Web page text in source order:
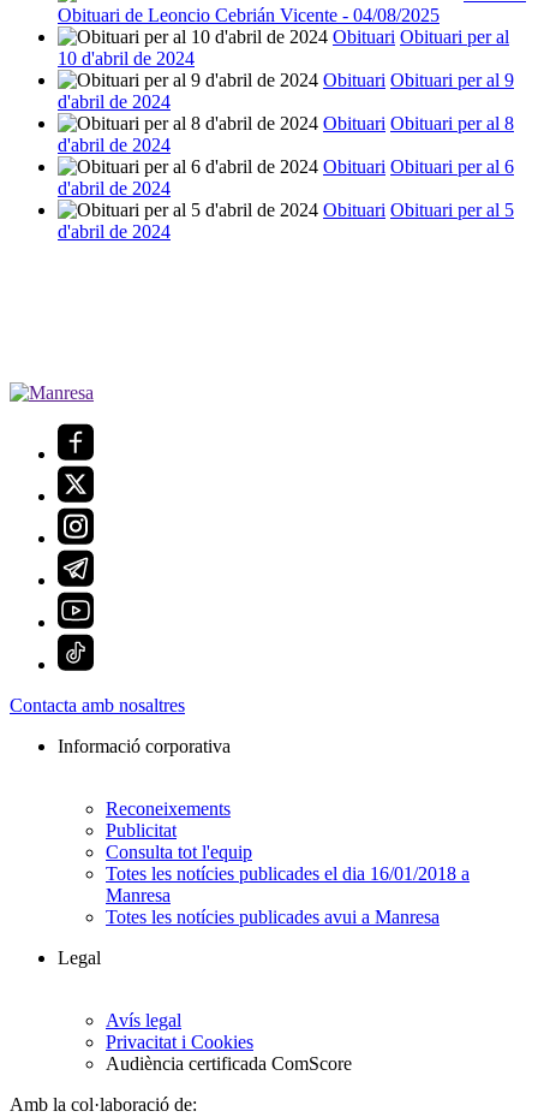
Obituari de Leoncio Cebrián Vicente - 04/08/2025
Obituari Obituari per al
10 d'abril de 2024
Obituari Obituari per al 9
d'abril de 2024
Obituari Obituari per al 8
d'abril de 2024
Obituari Obituari per al 6
d'abril de 2024
Obituari Obituari per al 5
d'abril de 2024
Contacta amb nosaltres
Informació corporativa
Reconeixements
Publicitat
Consulta tot l'equip
Totes les notícies publicades el dia 16/01/2018 a
Manresa
Totes les notícies publicades avui a Manresa
Legal
Avís legal
Privacitat i Cookies
Audiència certificada ComScore
Amb la col·laboració de: